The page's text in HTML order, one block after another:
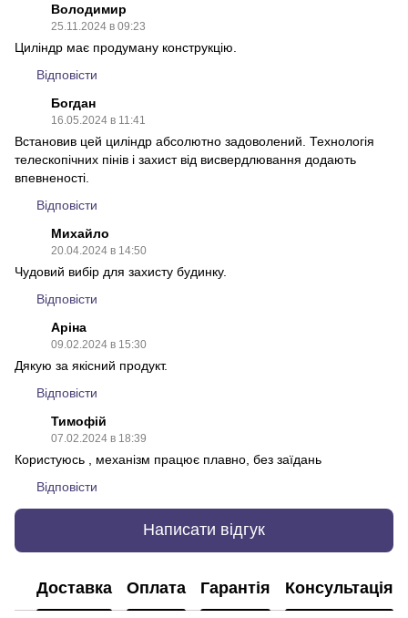
Володимир
25.11.2024 в 09:23
Циліндр має продуману конструкцію.
Відповісти
Богдан
16.05.2024 в 11:41
Встановив цей циліндр абсолютно задоволений. Технологія
телескопічних пінів і захист від висвердлювання додають
впевненості.
Відповісти
Михайло
20.04.2024 в 14:50
Чудовий вибір для захисту будинку.
Відповісти
Аріна
09.02.2024 в 15:30
Дякую за якісний продукт.
Відповісти
Тимофiй
07.02.2024 в 18:39
Користуюсь , механізм працює плавно, без заїдань
Відповісти
Написати відгук
Доставка Оплата Гарантія Консультація